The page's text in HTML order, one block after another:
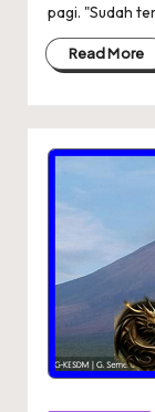
pagi. "Sudah
Read More